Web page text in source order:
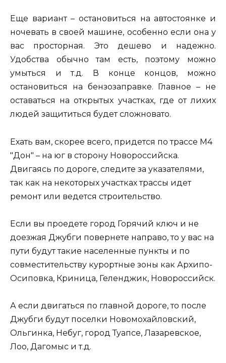
Еще вариант – остановиться на автостоянке и
ночевать в своей машине, особенно если она у
вас просторная. Это дешево и надежно.
Удобства обычно там есть, поэтому можно
умыться и т.д. В конце концов, можно
остановиться на бензозаправке. Главное – не
оставаться на открытых участках, где от лихих
людей защититься будет сложновато.
Ехать вам, скорее всего, придется по трассе М4
"Дон" – на юг в сторону Новороссийска.
Двигаясь по дороге, следите за указателями,
так как на некоторых участках трассы идет
ремонт или ведется строительство.
Если вы проедете город Горячий ключ и не
доезжая Джубги повернете направо, то у вас на
пути будут такие населенные пункты и по
совместительству курортные зоны как Архипо-
Осиповка, Криница, Геленджик, Новороссийск.
А если двигаться по главной дороге, то после
Джубги будут поселки Новомохайловский,
Ольгинка, Небуг, город Туапсе, Лазаревское,
Лоо, Дагомыс и т.д.